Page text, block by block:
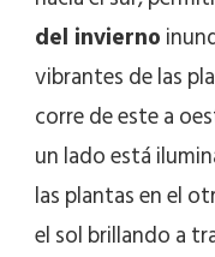
del invierno
vibrantes de las
corre de este a
un lado está
las plantas en el
el sol brillando a